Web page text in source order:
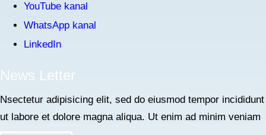
YouTube kanal
WhatsApp kanal
LinkedIn
News Letter
Nsectetur adipisicing elit, sed do eiusmod tempor incididunt
ut labore et dolore magna aliqua. Ut enim ad minim veniam